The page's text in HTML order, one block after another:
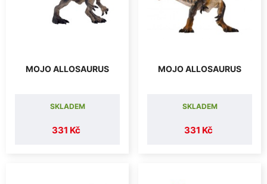
MOJO ALLOSAURUS
331 Kč
SKLADEM
MOJO ALLOSAURUS
331 Kč
SKLADEM